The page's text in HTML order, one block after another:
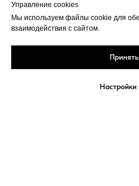
Управление cookies
Мы используем файлы cookie для
взаимодействия с сайтом.
Настройки